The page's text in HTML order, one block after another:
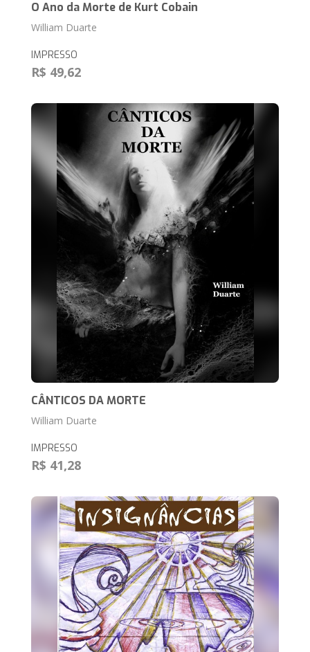
O Ano da Morte de Kurt Cobain
William Duarte
IMPRESSO
R$ 49,62
CÂNTICOS DA MORTE
William Duarte
IMPRESSO
R$ 41,28